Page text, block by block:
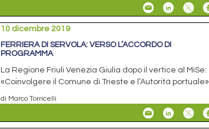
10 dicembre 2019
FERRIERA DI SERVOLA: VERSO L’ACCORDO DI
PROGRAMMA
La Regione Friuli Venezia Giulia dopo il vertice al MiSe:
«Coinvolgere il Comune di Trieste e l’Autorità portuale»
di Marco Torricelli